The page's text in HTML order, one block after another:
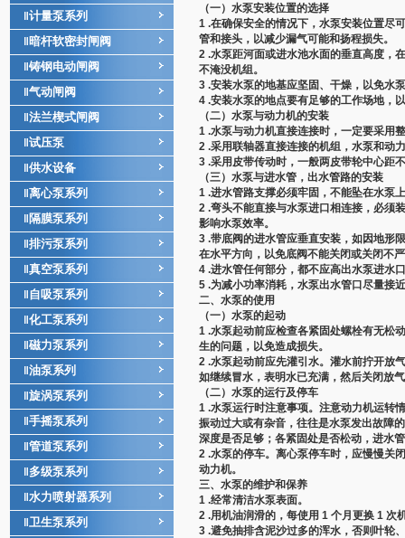
计量泵系列
暗杆软密封闸阀
铸钢电动闸阀
气动闸阀
法兰楔式闸阀
试压泵
供水设备
离心泵系列
隔膜泵系列
排污泵系列
真空泵系列
自吸泵系列
化工泵系列
磁力泵系列
油泵系列
旋涡泵系列
手摇泵系列
管道泵系列
多级泵系列
水力喷射器系列
卫生泵系列
（一） 水泵安装位置的选择
1 .在确保安全的情况下， 水泵安装位置尽
管和接头，以减少漏气可能和扬程损失。
2 .水泵距河面或进水池水面的垂直高度，
不淹没机组。
3 .安装水泵的地基应坚固、干燥，以免水
4 .安装水泵的地点要有足够的工作场地，
（二） 水泵与动力机的安装
1 .水泵与动力机直接连接时，一定要采用
2 .采用联轴器直接连接的机组，水泵和动
3 .采用皮带传动时，一般两皮带轮中心距
（三） 水泵与进水管，出水管路的安装
1 .进水管路支撑必须牢固，不能坠在水泵
2 .弯头不能直接与水泵进口相连接，必须
影响水泵效率。
3 .带底阀的进水管应垂直安装，如因地形
在水平方向，以免底阀不能关闭或关闭不
4 .进水管任何部分，都不应高出水泵进水
5 .为减小功率消耗，水泵出水管口尽量接
二、 水泵的使用
（一） 水泵的起动
1 .水泵起动前应检查各紧固处螺栓有无松
生的问题，以免造成损失。
2 .水泵起动前应先灌引水。灌水前拧开放
如继续冒水，表明水已充满，然后关闭放
（二） 水泵的运行及停车
1 .水泵运行时注意事项。注意动力机运转
振动过大或有杂音，往往是水泵发出故障
深度是否足够；各紧固处是否松动，进水
2 .水泵的停车。离心泵停车时，应慢慢关
动力机。
三、 水泵的维护和保养
1 .经常清洁水泵表面。
2 .用机油润滑的，每使用 1 个月更换 1 次
3 .避免抽排含泥沙过多的浑水，否则叶轮